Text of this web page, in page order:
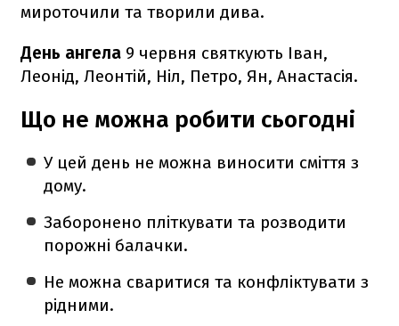
мироточили та творили дива.
День ангела 9 червня святкують Іван,
Леонід, Леонтій, Ніл, Петро, Ян, Анастасія.
Що не можна робити сьогодні
У цей день не можна виносити сміття з
дому.
Заборонено пліткувати та розводити
порожні балачки.
Не можна сваритися та конфліктувати з
рідними.